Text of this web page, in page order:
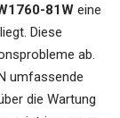
81W eine
Diese
ab.
umfassende
die Wartung